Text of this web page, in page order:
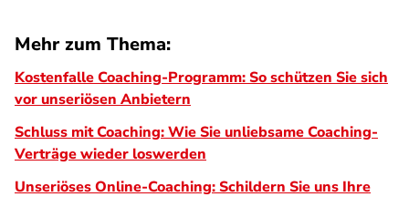
Mehr zum Thema:
Kostenfalle Coaching-Programm: So schützen Sie sich
vor unseriösen Anbietern
Schluss mit Coaching: Wie Sie unliebsame Coaching-
Verträge wieder loswerden
Unseriöses Online-Coaching: Schildern Sie uns Ihre